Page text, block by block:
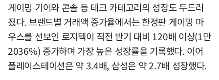
게이밍 기어와 콘솔 등 테크 카테고리의 성장도 두드러
졌다. 브랜드별 거래액 증가율에서는 한정판 게이밍 마
우스를 선보인 로지텍이 직전 반기 대비 120배 이상(1만
2036%) 증가하며 가장 높은 성장률을 기록했다. 이어
플레이스테이션은 약 3.4배, 삼성은 약 2.7배 성장했다.